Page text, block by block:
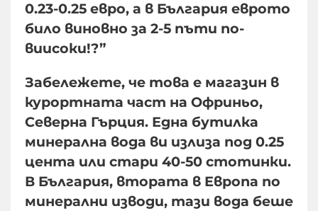
0.23-0.25 евро, а в България еврото
било виновно за 2-5 пъти по-
виисоки!?”
Забележете, че това е магазин в
курортната част на Офриньо,
Северна Гърция. Една бутилка
минерална вода ви излиза под 0.25
цента или стари 40-50 стотинки.
В България, втората в Европа по
минерални изводи, тази вода беше